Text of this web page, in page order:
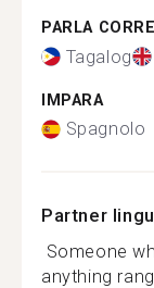
PARLA
Tagalog
IMPARA
Spagnolo
Partner
Someone
anything